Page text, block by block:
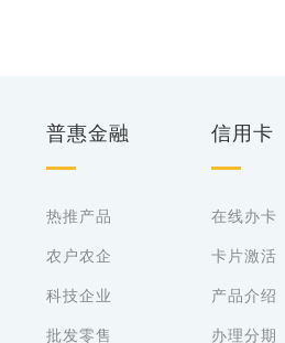
普惠金融
热推产品
农户农企
科技企业
批发零售
信用卡
在线办卡
卡片激活
产品介绍
办理分期